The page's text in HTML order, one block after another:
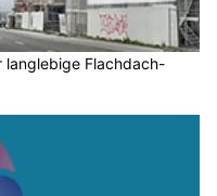
langlebige Flachdach-